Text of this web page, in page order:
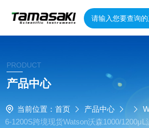
PRODUCT
产品中心
当前位置： 首页 产品中心
6-1200S跨境现货Watson沃森1000/1200μL